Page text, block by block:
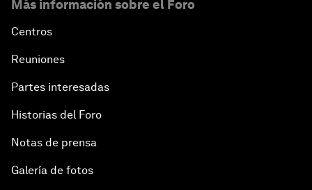
Más información sobre el Foro
Centros
Reuniones
Partes interesadas
Historias del Foro
Notas de prensa
Galería de fotos